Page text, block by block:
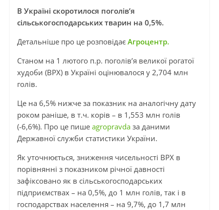
В Україні скоротилося поголів’я
сільськогосподарських тварин на 0,5%.
Детальніше про це розповідає Агроцентр.
Станом на 1 лютого п.р. поголів’я великої рогатої
худоби (ВРХ) в Україні оцінювалося у 2,704 млн
голів.
Це на 6,5% нижче за показник на аналогічну дату
роком раніше, в т.ч. корів – в 1,553 млн голів
(-6,6%). Про це пише agropravdaза даними
Державної служби статистики України.
Як уточнюється, зниження чисельності ВРХ в
порівнянні з показником річної давності
зафіксовано як в сільськогосподарських
підприємствах – на 0,5%, до 1 млн голів, так і в
господарствах населення – на 9,7%, до 1,7 млн